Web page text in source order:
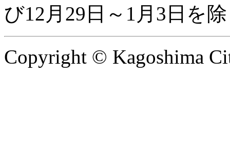
び12月29日～1月3日を
Copyright © Kagoshima